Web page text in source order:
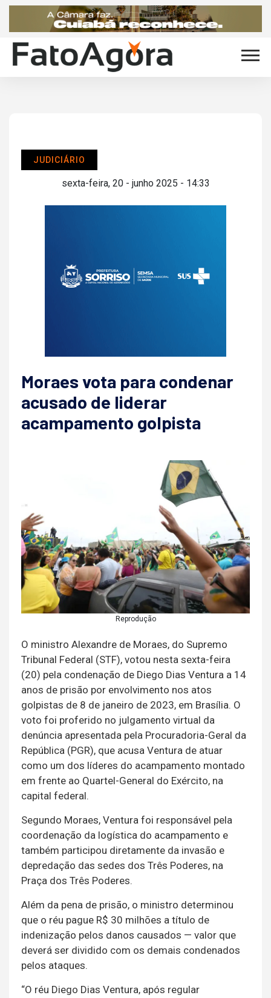
JUDICIÁRIO
sexta-feira, 20 - junho 2025 - 14:33
Moraes vota para condenar
acusado de liderar
acampamento golpista
Reprodução
O ministro Alexandre de Moraes, do Supremo
Tribunal Federal (STF), votou nesta sexta-feira
(20) pela condenação de Diego Dias Ventura a 14
anos de prisão por envolvimento nos atos
golpistas de 8 de janeiro de 2023, em Brasília. O
voto foi proferido no julgamento virtual da
denúncia apresentada pela Procuradoria-Geral da
República (PGR), que acusa Ventura de atuar
como um dos líderes do acampamento montado
em frente ao Quartel-General do Exército, na
capital federal.
Segundo Moraes, Ventura foi responsável pela
coordenação da logística do acampamento e
também participou diretamente da invasão e
depredação das sedes dos Três Poderes, na
Praça dos Três Poderes.
Além da pena de prisão, o ministro determinou
que o réu pague R$ 30 milhões a título de
indenização pelos danos causados — valor que
deverá ser dividido com os demais condenados
pelos ataques.
“O réu Diego Dias Ventura, após regular